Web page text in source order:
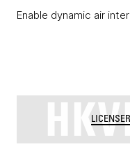
Enable dynamic air